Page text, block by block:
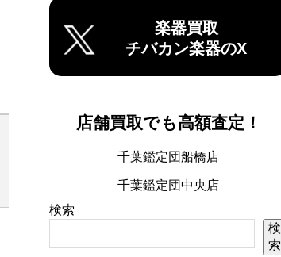
楽器買取
チバカン楽器のX
店舗買取でも高額査定！
千葉鑑定団船橋店
千葉鑑定団中央店
検索
検
索